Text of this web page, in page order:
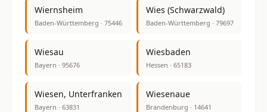
Wiernsheim
Baden-Württemberg · 75446
Wies (Schwarzwald)
Baden-Württemberg · 79697
Wiesau
Bayern · 95676
Wiesbaden
Hessen · 65183
Wiesen, Unterfranken
Bayern · 63831
Wiesenaue
Brandenburg · 14641